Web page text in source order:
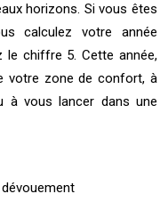
horizons. Si vous êtes
calculez votre année
le chiffre 5. Cette année,
votre zone de confort, à
à vous lancer dans une